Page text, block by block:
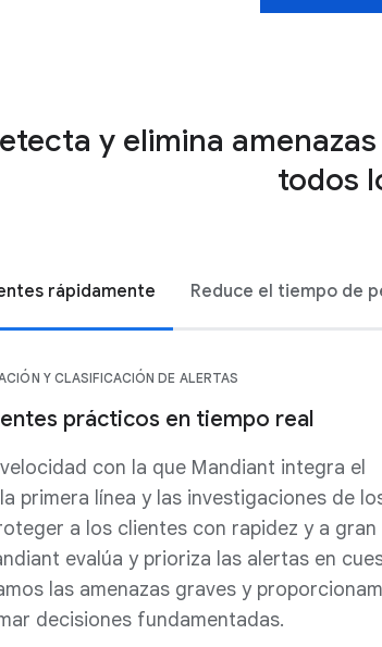
y elimina
todos
rápidamente Reduce el tiempo de
Y CLASIFICACIÓN DE ALERTAS
prácticos en tiempo real
con la que Mandiant integra el
primera línea y las investigaciones de
a los clientes con rapidez y a gran
evalúa y prioriza las alertas en
las amenazas graves y
decisiones fundamentadas.